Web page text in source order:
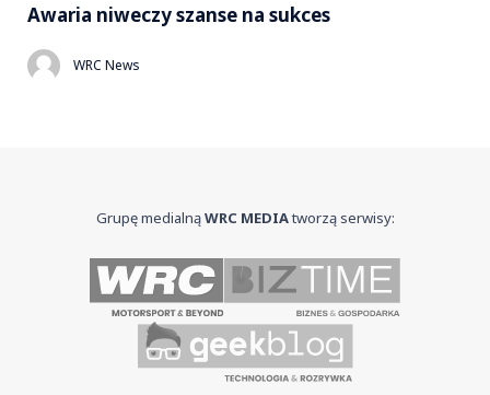
Awaria niweczy szanse na sukces
WRC News
Grupę medialnąWRC MEDIAtworzą serwisy: